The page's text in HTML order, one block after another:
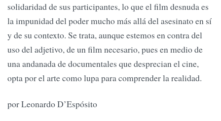
solidaridad de sus participantes, lo que el film desnuda es
la impunidad del poder mucho más allá del asesinato en sí
y de su contexto. Se trata, aunque estemos en contra del
uso del adjetivo, de un film necesario, pues en medio de
una andanada de documentales que desprecian el cine,
opta por el arte como lupa para comprender la realidad.
por Leonardo D’Espósito